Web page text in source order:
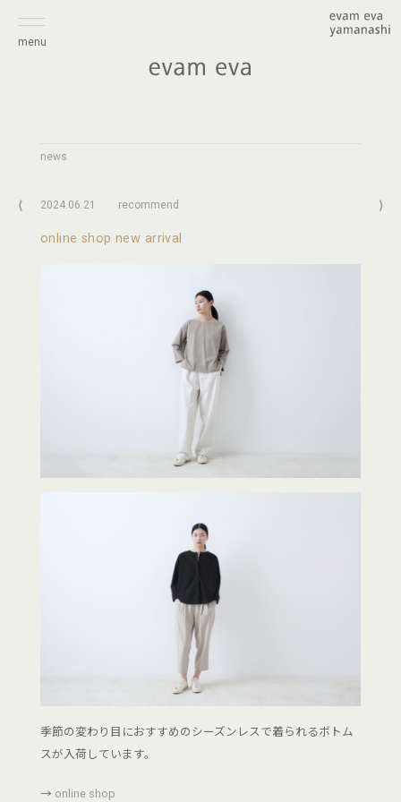
menu
news
⟨ 2024.06.21 recommend
online shop new arrival
季節の変わり目におすすめのシーズンレスで着られるボトム
スが入荷しています。
→ online shop
⟩